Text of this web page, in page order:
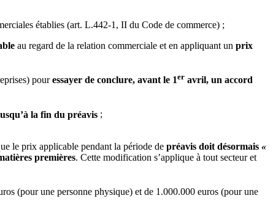
établies (art. L.442-1, II du Code de commerce) ;
au regard de la relation commerciale et en appliquant un prix
pouressayer de conclure, avant le 1er avril, un accord
la fin du préavis ;
le prix applicable pendant la période de préavis doit désormais «
premières. Cette modification s’applique à tout secteur et
(pour une personne physique) et de 1.000.000 euros (pour une